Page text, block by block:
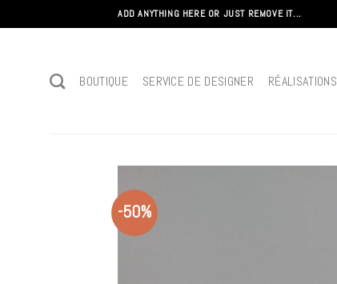
au
ADD ANYTHING HERE OR JUST REMOVE IT...
BOUTIQUE SERVICE DE DESIGNER RÉALISATIONS
-50%